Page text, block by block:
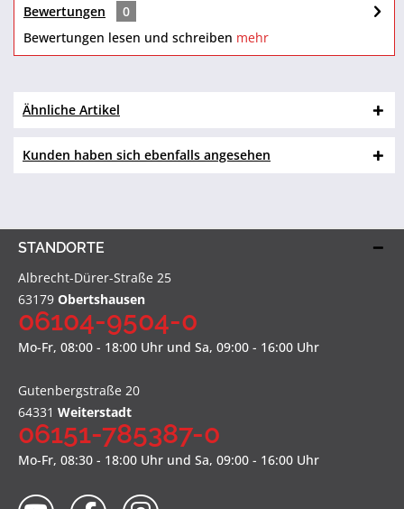
Bewertungen
0
Bewertungen lesen und schreiben mehr
Ähnliche Artikel
Kunden haben sich ebenfalls angesehen
STANDORTE
Albrecht-Dürer-Straße 25
63179 Obertshausen
06104-9504-0
Mo-Fr, 08:00 - 18:00 Uhr und Sa, 09:00 - 16:00 Uhr
Gutenbergstraße 20
64331 Weiterstadt
06151-785387-0
Mo-Fr, 08:30 - 18:00 Uhr und Sa, 09:00 - 16:00 Uhr